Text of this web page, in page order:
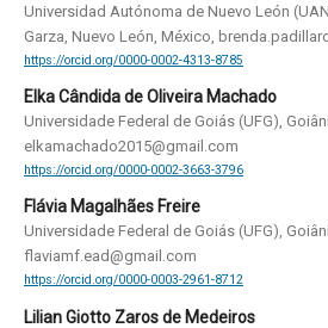
Universidad Autónoma de Nuevo León
Garza, Nuevo León, México,
https://orcid.org/0000-0002-4313-8785
Elka Cândida de Oliveira Machado
Universidade Federal de Goiás (UFG),
elkamachado2015@gmail.com
https://orcid.org/0000-0002-3663-3796
Flávia Magalhães Freire
Universidade Federal de Goiás (UFG),
flaviamf.ead@gmail.com
https://orcid.org/0000-0003-2961-8712
Lilian Giotto Zaros de Medeiros